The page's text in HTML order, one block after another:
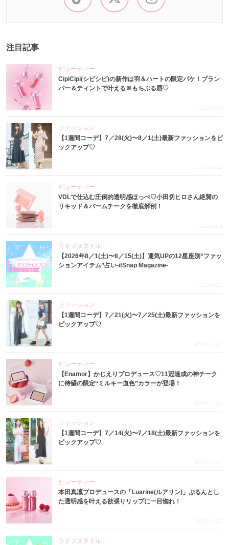
注目記事
ビューティー
CipiCipi(シピシピ)の新作は羽＆ハートの限定パケ！プラン
パー＆ティントで叶える※もちぷる唇♡
2026.8.6
ファッション
【1週間コーデ】7／28(火)〜8／1(土)最新ファッションをピ
ックアップ♡
2026.8.5
ビューティー
VDLで仕込む圧倒的透明感ほっぺ♡小田切ヒロさん絶賛の
リキッド＆バームチークを徹底解剖！
2026.8.4
ライフスタイル
【2026年8／1(土)〜8／15(土)】運気UPの12星座別“ファッ
ションアイテム”占い-itSnap Magazine-
2026.8.1
ファッション
【1週間コーデ】7／21(火)〜7／25(土)最新ファッションを
ピックアップ♡
2026.7.29
ビューティー
【Enamor】かじえりプロデュース♡11冠達成の神チーク
に待望の限定“ミルキー血色”カラーが登場！
2026.7.27
ファッション
【1週間コーデ】7／14(火)〜7／18(土)最新ファッションを
ピックアップ♡
2026.7.23
ビューティー
本田真凜プロデュースの「Luarine(ルアリン)」ぷるんとし
た透明感を叶える欲張りリップに一目惚れ！
2026.7.22
ライフスタイル